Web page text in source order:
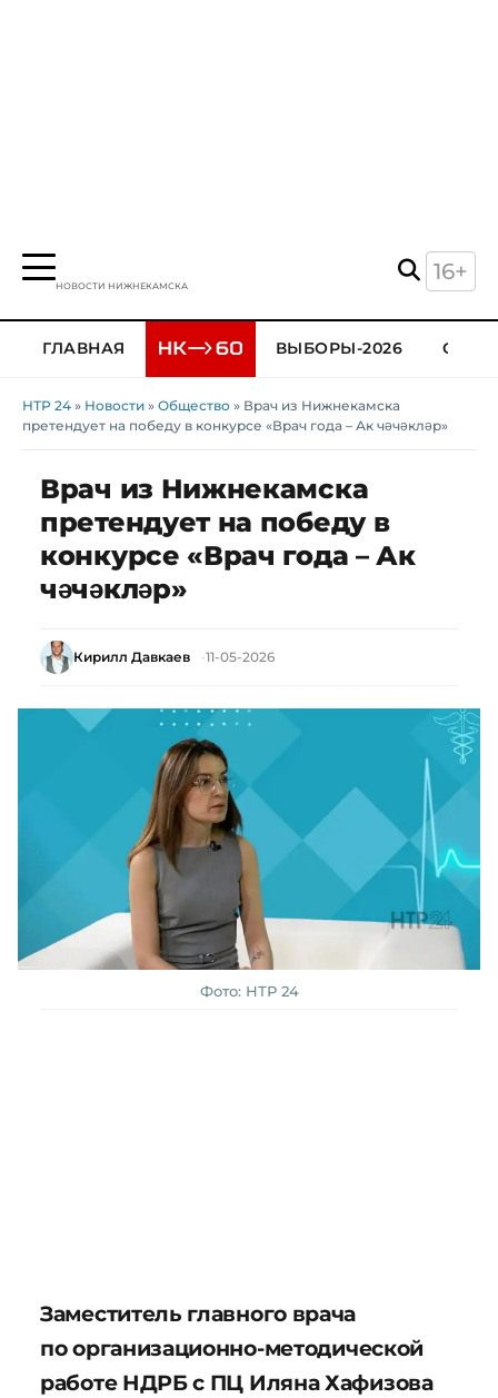
НОВОСТИ НИЖНЕКАМСКА
16+
ГЛАВНАЯ ВЫБОРЫ-2026
НТР 24 » Новости » Общество » Врач из Нижнекамска
претендует на победу в конкурсе «Врач года – Ак чәчәкләр»
Врач из Нижнекамска
претендует на победу в
конкурсе «Врач года – Ак
чәчәкләр»
Кирилл Давкаев 11-05-2026
Фото: НТР 24
Заместитель главного врача
по организационно-методической
работе НДРБ с ПЦ Иляна Хафизова